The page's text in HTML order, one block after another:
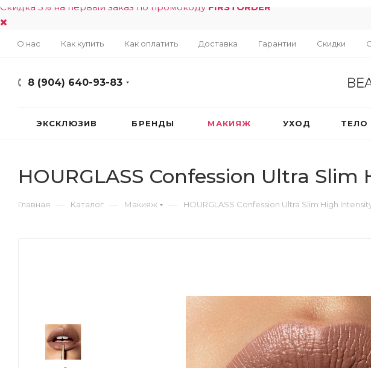
Скидка 5% на первый заказ по промокоду FIRSTORDER
О нас Как купить Как оплатить Доставка Гарантии Скидки
8 (904) 640-93-83
ЭКСКЛЮЗИВ БРЕНДЫ МАКИЯЖ УХОД ТЕЛО
HOURGLASS Confession Ultra
Главная — Каталог — Макияж — HOURGLASS Confession Ultra Slim High